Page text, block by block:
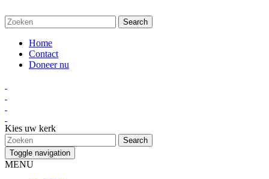
Home
Contact
Doneer nu
Kies uw kerk
Toggle navigation
MENU